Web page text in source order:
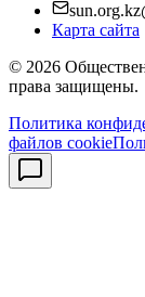
Карта сайта
© 2026
права защищены.
Политика
файлов cookie